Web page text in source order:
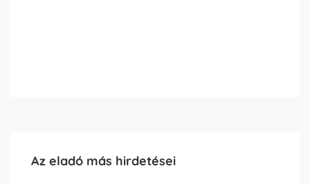
Az eladó más hirdetései